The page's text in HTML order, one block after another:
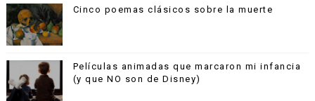
Cinco poemas clásicos sobre la muerte
Películas animadas que marcaron mi infancia
(y que NO son de Disney)